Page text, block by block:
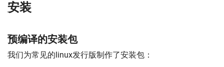
安装
预编译的安装包
我们为常见的linux发行版制作了安装包：